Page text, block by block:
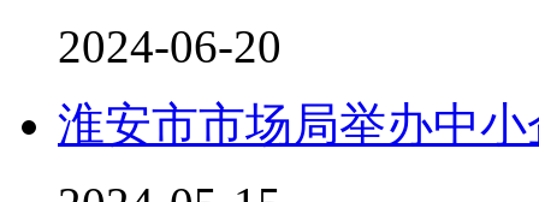
2024-06-20
淮安市市场局举办中